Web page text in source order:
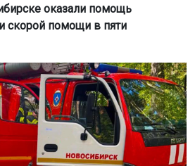
оказали помощь
скорой помощи в пяти